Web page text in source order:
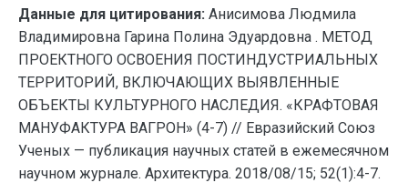
Данные для цитирования: Анисимова Людмила
Владимировна Гарина Полина Эдуардовна . МЕТОД
ПРОЕКТНОГО ОСВОЕНИЯ ПОСТИНДУСТРИАЛЬНЫХ
ТЕРРИТОРИЙ, ВКЛЮЧАЮЩИХ ВЫЯВЛЕННЫЕ
ОБЪЕКТЫ КУЛЬТУРНОГО НАСЛЕДИЯ. «КРАФТОВАЯ
МАНУФАКТУРА ВАГРОН» (4-7) // Евразийский Союз
Ученых — публикация научных статей в ежемесячном
научном журнале. Архитектура. 2018/08/15; 52(1):4-7.